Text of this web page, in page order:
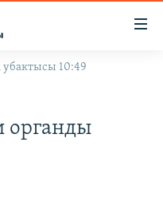
10:49
органды